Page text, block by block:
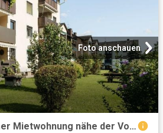
Foto anschauen
großzügige 3 Zimmer Mietwohnung nähe der Volksschule Linden